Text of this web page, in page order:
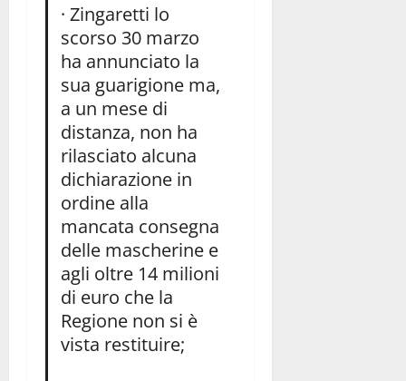
· Zingaretti lo
scorso 30 marzo
ha annunciato la
sua guarigione ma,
a un mese di
distanza, non ha
rilasciato alcuna
dichiarazione in
ordine alla
mancata consegna
delle mascherine e
agli oltre 14 milioni
di euro che la
Regione non si è
vista restituire;